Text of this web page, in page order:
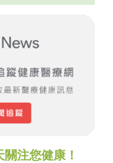
注您健康！